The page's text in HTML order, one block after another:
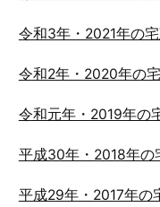
令和3年・2021年の
令和2年・2020年の
令和元年・2019年の
平成30年・2018年の
平成29年・2017年の